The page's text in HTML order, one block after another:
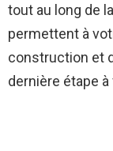
tout au long de
permettent à
construction et
dernière étape